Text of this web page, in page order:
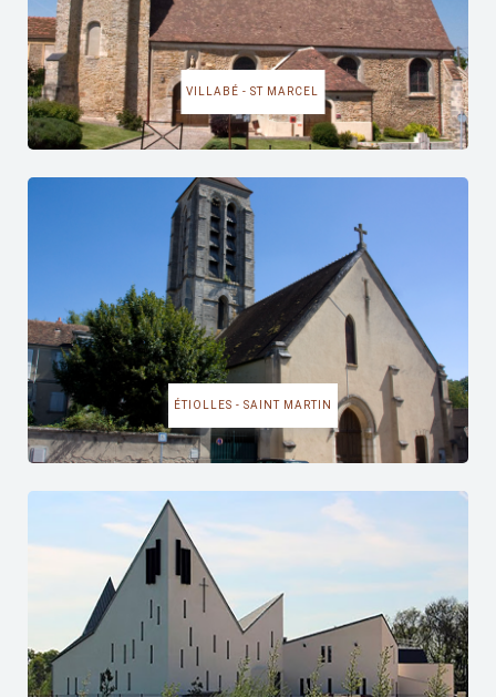
VILLABÉ - ST MARCEL
ÉTIOLLES - SAINT MARTIN